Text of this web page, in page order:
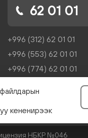
кененирээк
62 01 01
+996 (312) 62 01 01
+996 (553) 62 01 01
+996 (774) 62 01 01
+996 (704) 62 01
НБКР №046